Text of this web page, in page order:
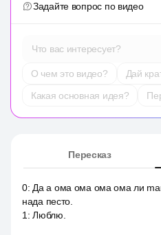
Задайте вопрос по видео
Что вас интересует?
О чем это видео?
Дай
Какая основная идея?
Пересказ
0: Да а ома ома ома ома ли
нада песто.
1 :Люблю.